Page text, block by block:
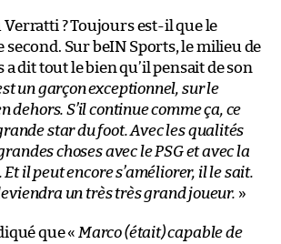
Verratti ? Toujours est-il que le
second. Sur beIN Sports, le milieu de
a dit tout le bien qu’il pensait de son
un garçon exceptionnel, sur le
dehors. S’il continue comme ça, ce
star du foot. Avec les qualités
choses avec le PSG et avec la
Et il peut encore s’améliorer, il le sait.
un très très grand joueur. »
que « Marco (était) capable de